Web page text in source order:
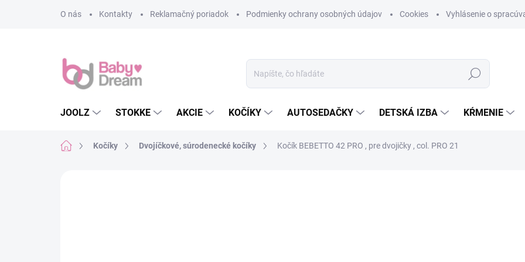
O nás
Kontakty Reklamačný poriadok Podmienky ochrany osobných údajov Cookies Vyhlásenie o
Hľadať
JOOLZ STOKKE AKCIE KOČÍKY AUTOSEDAČKY DETSKÁ IZBA KŔMENIE
DomovKočíky Dvojíčkové, súrodenecké kočíky Kočík BEBETTO 42 PRO , pre dvojičky , col. PRO 21